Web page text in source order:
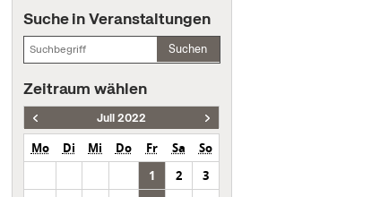
Suche in Veranstaltungen
Suchen
Zeitraum wählen
Juli 2022
Mo Di Mi Do Fr Sa
So
1
2
3